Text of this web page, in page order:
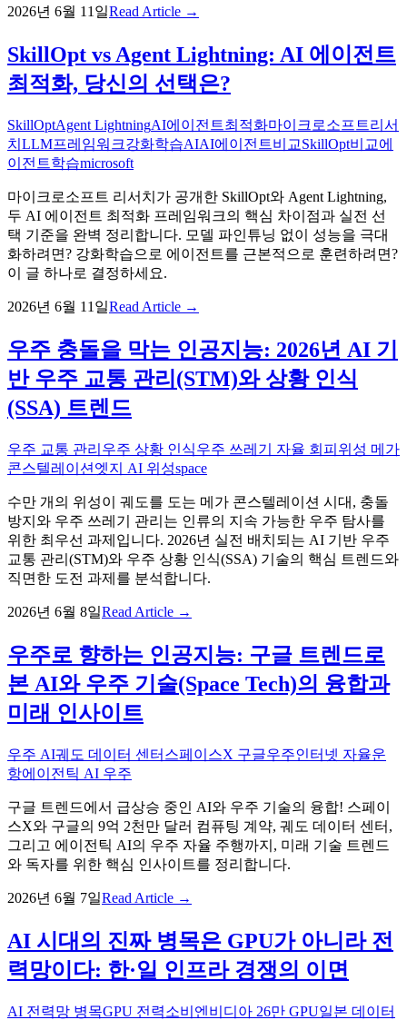
2026년 6월 11일Read Article →
SkillOpt vs Agent Lightning: AI 에이전트
최적화, 당신의 선택은?
SkillOptAgent LightningAI에이전트최적화마이크로소프트리서
치 LLM프레임워크강화학습AIAI에이전트비교SkillOpt비교에
이전트학습microsoft
마이크로소프트 리서치가 공개한 SkillOpt와 Agent Lightning,
두 AI 에이전트 최적화 프레임워크의 핵심 차이점과 실전 선
택 기준을 완벽 정리합니다. 모델 파인튜닝 없이 성능을 극대
화하려면? 강화학습으로 에이전트를 근본적으로 훈련하려면?
이 글 하나로 결정하세요.
2026년 6월 11일Read Article →
우주 충돌을 막는 인공지능: 2026년 AI 기
반 우주 교통 관리(STM)와 상황 인식
(SSA) 트렌드
우주 교통 관리 우주 상황 인식우주 쓰레기 자율 회피 위성 메가
콘스텔레이션 엣지 AI 위성space
수만 개의 위성이 궤도를 도는 메가 콘스텔레이션 시대, 충돌
방지와 우주 쓰레기 관리는 인류의 지속 가능한 우주 탐사를
위한 최우선 과제입니다. 2026년 실전 배치되는 AI 기반 우주
교통 관리(STM)와 우주 상황 인식(SSA) 기술의 핵심 트렌드와
직면한 도전 과제를 분석합니다.
2026년 6월 8일Read Article →
우주로 향하는 인공지능: 구글 트렌드로
본 AI와 우주 기술(Space Tech)의 융합과
미래 인사이트
우주 AI궤도 데이터 센터 스페이스X 구글우주인터넷 자율운
항에이전틱 AI 우주
구글 트렌드에서 급상승 중인 AI와 우주 기술의 융합! 스페이
스X와 구글의 9억 2천만 달러 컴퓨팅 계약, 궤도 데이터 센터,
그리고 에이전틱 AI의 우주 자율 주행까지, 미래 기술 트렌드
와 독자를 위한 핵심 인사이트를 정리합니다.
2026년 6월 7일Read Article →
AI 시대의 진짜 병목은 GPU가 아니라 전
력망이다: 한·일 인프라 경쟁의 이면
AI 전력망 병목GPU 전력소비 엔비디아 26만 GPU일본 데이터